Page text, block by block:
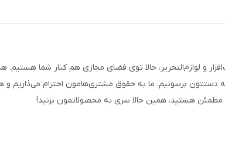
و لوازم‌التحریر، حالا توی فضای مجازی هم کنار شما
دستتون برسونیم. ما به حقوق مشتری‌هامون احترام می‌ذاریم
هستید، همین حالا سری به محصولاتمون بزنید!